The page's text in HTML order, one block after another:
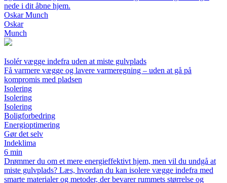
nede i dit åbne hjem.
Oskar Munch
Oskar
Munch
Isolér vægge indefra uden at miste gulvplads
Få varmere vægge og lavere varmeregning – uden at gå på
kompromis med pladsen
Isolering
Isolering
Isolering
Boligforbedring
Energioptimering
Gør det selv
Indeklima
6 min
Drømmer du om et mere energieffektivt hjem, men vil du undgå at
miste gulvplads? Læs, hvordan du kan isolere vægge indefra med
smarte materialer og metoder, der bevarer rummets størrelse og